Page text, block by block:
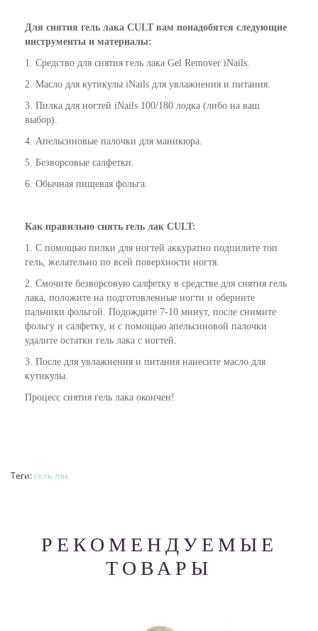
Для снятия гель лака CULT вам понадобятся следующие
инструменты и материалы:
1. Средство для снятия гель лака Gel Remover iNails.
2. Масло для кутикулы iNails для увлажнения и питания.
3. Пилка для ногтей iNails 100/180 лодка (либо на ваш
выбор).
4. Апельсиновые палочки для маникюра.
5. Безворсовые салфетки.
6. Обычная пищевая фольга.
Как правильно снять гель лак CULT:
1. С помощью пилки для ногтей аккуратно подпилите топ
гель, желательно по всей поверхности ногтя.
2. Смочите безворсовую салфетку в средстве для снятия гель
лака, положите на подготовленные ногти и оберните
пальчики фольгой. Подождите 7-10 минут, после снимите
фольгу и салфетку, и с помощью апельсиновой палочки
удалите остатки гель лака с ногтей.
3. После для увлажнения и питания нанесите масло для
кутикулы.
Процесс снятия гель лака окончен!
Теги: гель лак
РЕКОМЕНДУЕМЫЕ
ТОВАРЫ